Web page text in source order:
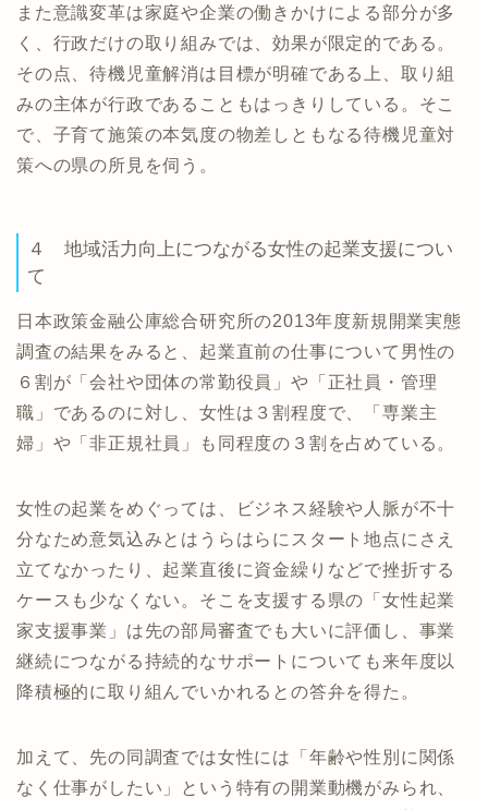
また意識変革は家庭や企業の働きかけによる部分が多
く、行政だけの取り組みでは、効果が限定的である。
その点、待機児童解消は目標が明確である上、取り組
みの主体が行政であることもはっきりしている。そこ
で、子育て施策の本気度の物差しともなる待機児童対
策への県の所見を伺う。
４ 地域活力向上につながる女性の起業支援につい
て
日本政策金融公庫総合研究所の2013年度新規開業実態
調査の結果をみると、起業直前の仕事について男性の
６割が「会社や団体の常勤役員」や「正社員・管理
職」であるのに対し、女性は３割程度で、「専業主
婦」や「非正規社員」も同程度の３割を占めている。
女性の起業をめぐっては、ビジネス経験や人脈が不十
分なため意気込みとはうらはらにスタート地点にさえ
立てなかったり、起業直後に資金繰りなどで挫折する
ケースも少なくない。そこを支援する県の「女性起業
家支援事業」は先の部局審査でも大いに評価し、事業
継続につながる持続的なサポートについても来年度以
降積極的に取り組んでいかれるとの答弁を得た。
加えて、先の同調査では女性には「年齢や性別に関係
なく仕事がしたい」という特有の開業動機がみられ、